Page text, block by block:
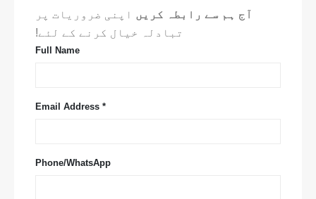
آج ہم سے رابطہ کریں
اپنی ضروریات پر
تبادلہ خیال کرنے کے لئے!
Full Name
Email Address *
Phone/WhatsApp